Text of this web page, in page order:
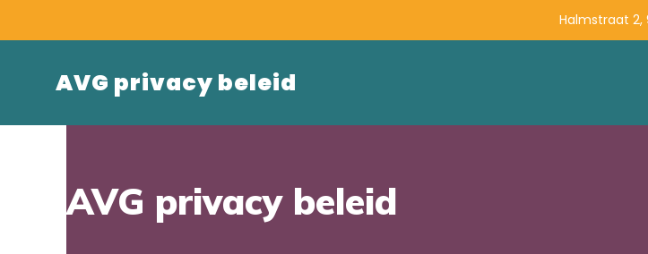
Halmstraat 2,
AVG privacy beleid
AVG privacy beleid